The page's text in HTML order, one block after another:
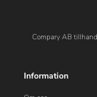
Compary AB
Information